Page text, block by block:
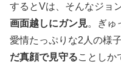
するとVは、そんなジョ
画面越しにガン見。ぎゅ
愛情たっぷりな2人の様
だ真顔で見守ることしか